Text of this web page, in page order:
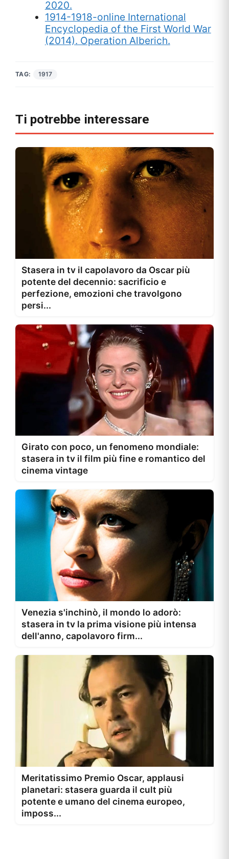
2020.
1914-1918-online International
Encyclopedia of the First World War
(2014). Operation Alberich.
TAG: 1917
Ti potrebbe interessare
Stasera in tv il capolavoro da Oscar più
potente del decennio: sacrificio e
perfezione, emozioni che travolgono
persi...
Girato con poco, un fenomeno mondiale:
stasera in tv il film più fine e romantico del
cinema vintage
Venezia s'inchinò, il mondo lo adorò:
stasera in tv la prima visione più intensa
dell'anno, capolavoro firm...
Meritatissimo Premio Oscar, applausi
planetari: stasera guarda il cult più
potente e umano del cinema europeo,
imposs...